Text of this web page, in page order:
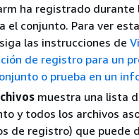
ha registrado durante
el conjunto. Para ver esta
las instrucciones de
de registro para un
o prueba en un
muestra una lista
y todos los archivos
de registro) que puede